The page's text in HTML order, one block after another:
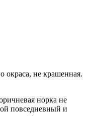
окраса, не крашенная.
норка не
повседневный и